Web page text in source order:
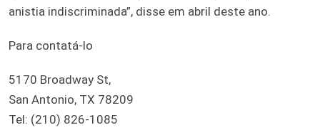
anistia indiscriminada”, disse em abril deste ano.
Para contatá-lo
5170 Broadway St,
San Antonio, TX 78209
Tel: (210) 826-1085